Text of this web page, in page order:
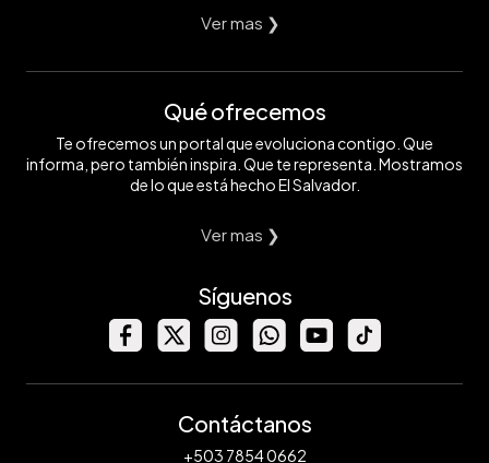
Ver mas ❯
Qué ofrecemos
Te ofrecemos un portal que evoluciona contigo. Que
informa, pero también inspira. Que te representa. Mostramos
de lo que está hecho El Salvador.
Ver mas ❯
Síguenos
Contáctanos
+503 7854 0662